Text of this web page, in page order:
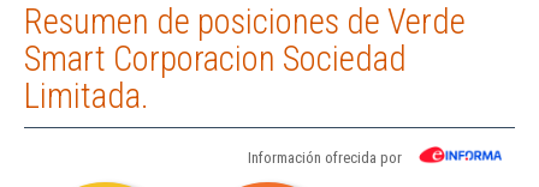
Resumen de posiciones de Verde
Smart Corporacion Sociedad
Limitada.
Información ofrecida por